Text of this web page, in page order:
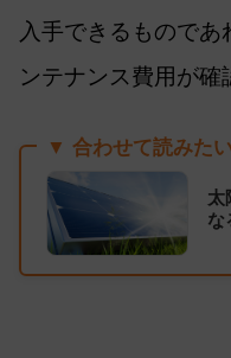
入手できるものであ
ンテナンス費用が確
▼ 合わせて読みた
太
な